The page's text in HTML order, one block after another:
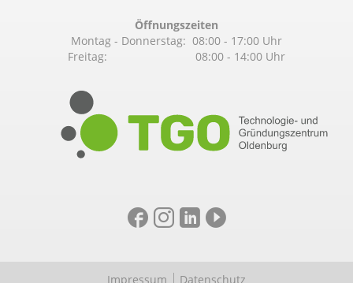
Öffnungszeiten
Montag - Donnerstag: 08:00 - 17:00 Uhr
Freitag: 08:00 - 14:00 Uhr
Impressum Datenschutz